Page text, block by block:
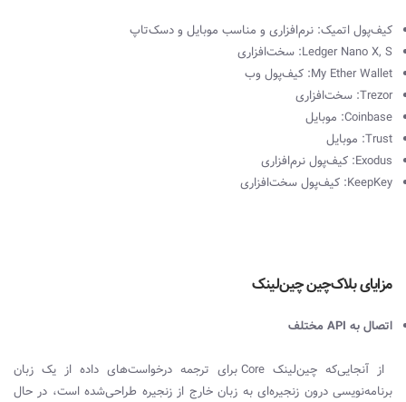
کیف‌پول اتمیک: نرم‌افزاری و مناسب موبایل و دسک‌تاپ
Ledger Nano X, S: سخت‌افزاری
My Ether Wallet: کیف‌پول وب
Trezor: سخت‌افزاری
Coinbase: موبایل
Trust: موبایل
Exodus: کیف‌پول نرم‌افزاری
KeepKey: کیف‌پول سخت‌افزاری
مزایای بلا‌ک‌چین چین‌لینک
اتصال به APIمختلف
از آنجایی‌که چین‌لینک Coreبرای ترجمه درخواست‌های داده از یک زبان
برنامه‌نویسی درون زنجیره‌ای به زبان خارج از زنجیره طراحی‌شده است، در حال